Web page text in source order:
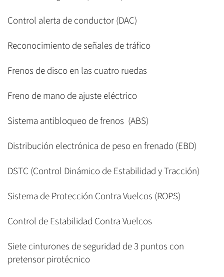
Control alerta de conductor (DAC)
Reconocimiento de señales de tráfico
Frenos de disco en las cuatro ruedas
Freno de mano de ajuste eléctrico
Sistema antibloqueo de frenos (ABS)
Distribución electrónica de peso en frenado (EBD)
DSTC (Control Dinámico de Estabilidad y Tracción)
Sistema de Protección Contra Vuelcos (ROPS)
Control de Estabilidad Contra Vuelcos
Siete cinturones de seguridad de 3 puntos con
pretensor pirotécnico